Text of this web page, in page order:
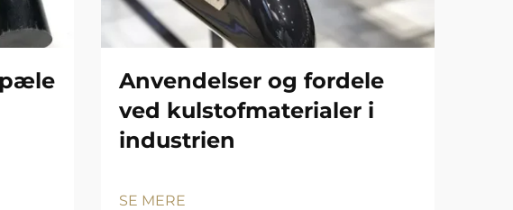
Anvendelser og fordele
ved kulstofmaterialer i
industrien
SE MERE